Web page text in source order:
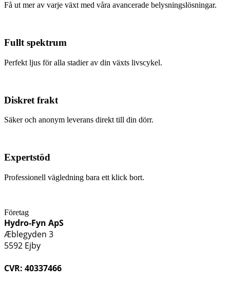
Få ut mer av varje växt med våra avancerade belysningslösningar.
Fullt spektrum
Perfekt ljus för alla stadier av din växts livscykel.
Diskret frakt
Säker och anonym leverans direkt till din dörr.
Expertstöd
Professionell vägledning bara ett klick bort.
Företag
Hydro-Fyn ApS
Æblegyden 3
5592 Ejby
CVR: 40337466